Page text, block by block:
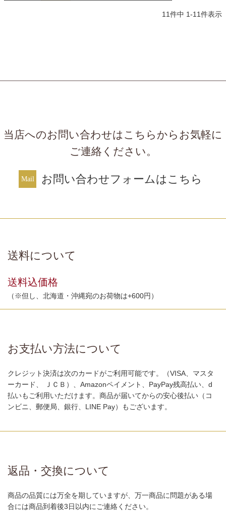
11件中 1-11件表示
当店へのお問い合わせはこちらからお気軽に
ご連絡ください。
お問い合わせフォームはこちら
送料について
送料込価格
（※但し、北海道・沖縄宛のお荷物は+600円）
お支払い方法について
クレジット決済は次のカードがご利用可能です。（VISA、マスタ
ーカード、 ＪＣＢ）、Amazonペイメント、PayPay残高払い、d
払いもご利用いただけます。商品が届いてからの安心後払い（コ
ンビニ、郵便局、銀行、LINE Pay）もございます。
返品・交換について
商品の品質には万全を期していますが、万一商品に問題がある場
合には商品到着後3日以内にご連絡ください。